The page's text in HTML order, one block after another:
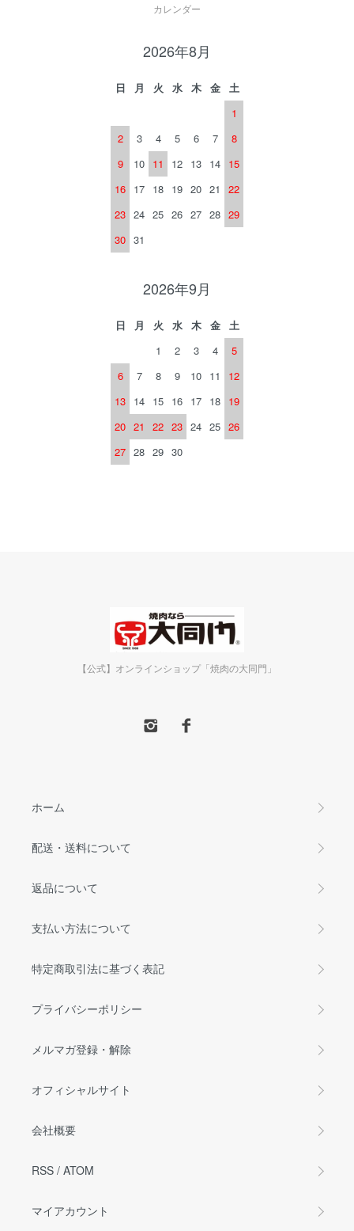
カレンダー
2026年8月
日 月 火 水 木 金
土
1
2
3 4 5 6 7
8
9
10 11 12 13 14 15
16 17 18 19 20 21
22
23 24 25 26 27 28 29
30 31
2026年9月
日 月 火 水 木 金
土
1
2 3 4
5
6
7 8 9 10 11
12
13 14 15 16 17 18 19
20 21 22 23 24 25 26
27 28 29 30
【公式】オンラインショップ「焼肉の大同門」
ホーム
配送・送料について
返品について
支払い方法について
特定商取引法に基づく表記
プライバシーポリシー
メルマガ登録・解除
オフィシャルサイト
会社概要
RSS / ATOM
マイアカウント